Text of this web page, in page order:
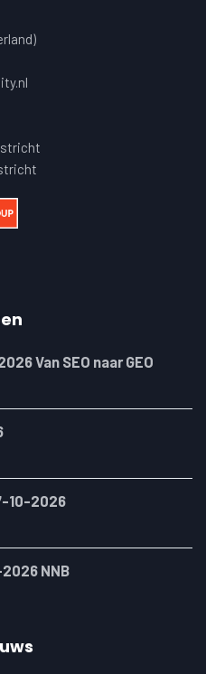
Van SEO naar GEO
10-2026
NNB